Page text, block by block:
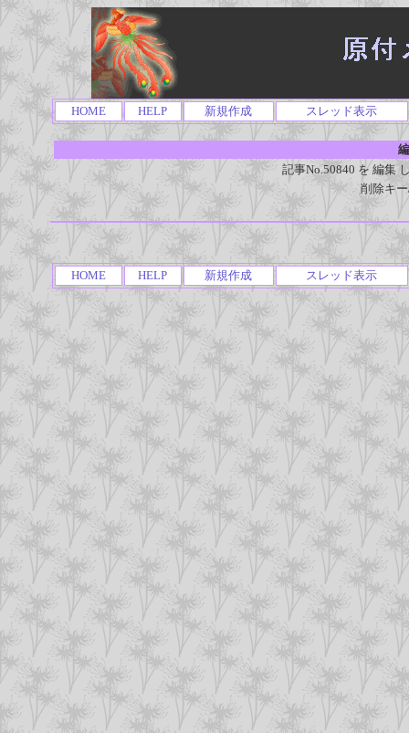
HOME HELP 新規作成 スレッド表示
記事No.50840 を 編集
削除キ
HOME HELP 新規作成 スレッド表示